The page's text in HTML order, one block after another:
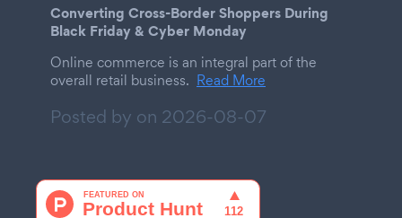
Converting Cross-Border Shoppers During
Black Friday & Cyber Monday
Online commerce is an integral part of the
overall retail business. Read More
Posted by on 2026-08-07